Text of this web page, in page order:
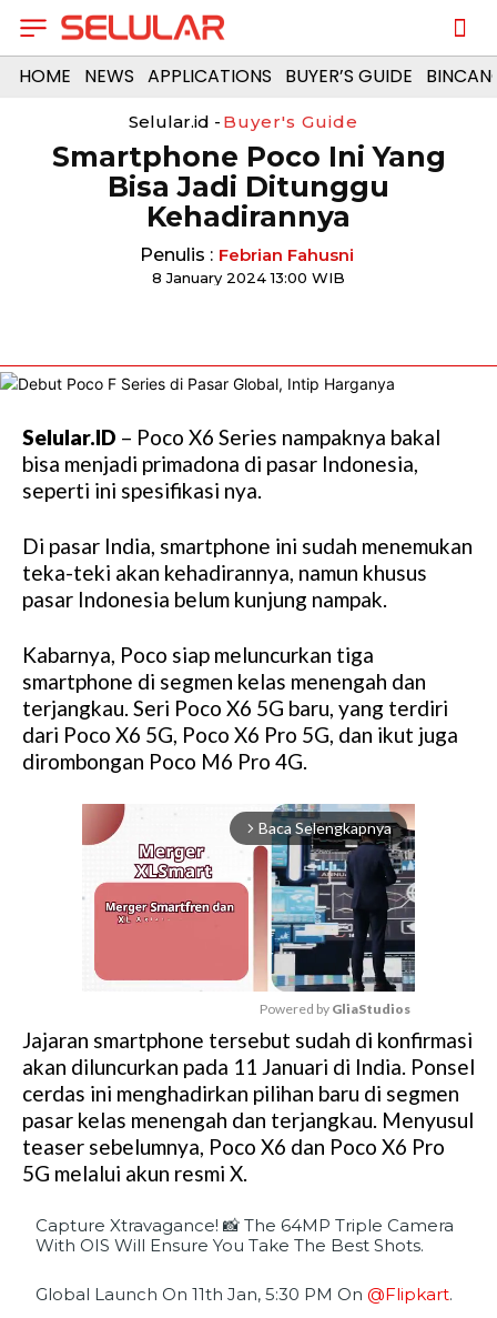
HOME NEWS APPLICATIONS BUYER’S GUIDE
Selular.id - Buyer's Guide
Smartphone Poco Ini Yang
Bisa Jadi Ditunggu
Kehadirannya
Penulis : Febrian Fahusni
8 January 2024 13:00 WIB
Selular.ID – Poco X6 Series nampaknya bakal
bisa menjadi primadona di pasar Indonesia,
seperti ini spesifikasi nya.
Di pasar India, smartphone ini sudah menemukan
teka-teki akan kehadirannya, namun khusus
pasar Indonesia belum kunjung nampak.
Kabarnya, Poco siap meluncurkan tiga
smartphone di segmen kelas menengah dan
terjangkau. Seri Poco X6 5G baru, yang terdiri
dari Poco X6 5G, Poco X6 Pro 5G, dan ikut juga
dirombongan Poco M6 Pro 4G.
arrow_forward_ios Baca Selengkapnya
M
u
t
e
Powered by GliaStudios
Jajaran smartphone tersebut sudah di konfirmasi
akan diluncurkan pada 11 Januari di India. Ponsel
cerdas ini menghadirkan pilihan baru di segmen
pasar kelas menengah dan terjangkau. Menyusul
teaser sebelumnya, Poco X6 dan Poco X6 Pro
5G melalui akun resmi X.
Capture Xtravagance! 📸 The 64MP Triple Camera
With OIS Will Ensure You Take The Best Shots.
Global Launch On 11th Jan, 5:30 PM On @flipkart.